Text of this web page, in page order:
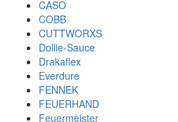
CASO
COBB
CUTTWORXS
Dollie-Sauce
Drakaflex
Everdure
FENNEK
FEUERHAND
Feuermeister